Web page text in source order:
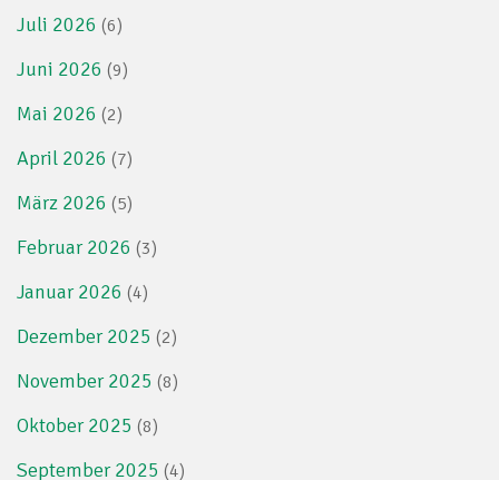
Juli 2026 (6)
Juni 2026 (9)
Mai 2026 (2)
April 2026 (7)
März 2026 (5)
Februar 2026 (3)
Januar 2026 (4)
Dezember 2025 (2)
November 2025 (8)
Oktober 2025 (8)
September 2025 (4)